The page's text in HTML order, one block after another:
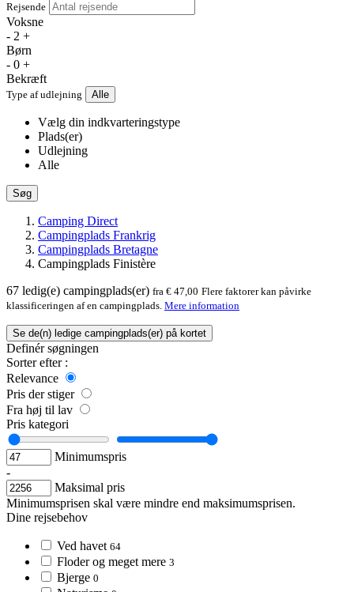
Rejsende
Voksne
- 2 +
Børn
- 0 +
Bekræft
Type af udlejning Alle
Vælg din indkvarteringstype
Plads(er)
Udlejning
Alle
Søg
Camping Direct
Campingplads Frankrig
Campingplads Bretagne
Campingplads Finistère
67 ledig(e) campingplads(er) fra € 47,00 Flere faktorer kan påvirke
klassificeringen af en campingplads. Mere information
Se de(n) ledige campingplads(er) på kortet
Definér søgningen
Sorter efter :
Relevance
Pris der stiger
Fra høj til lav
Pris kategori
Minimumspris
-
Maksimal pris
Minimumsprisen skal være mindre end maksimumsprisen.
Dine rejsebehov
Ved havet 64
Floder og meget mere 3
Bjerge 0